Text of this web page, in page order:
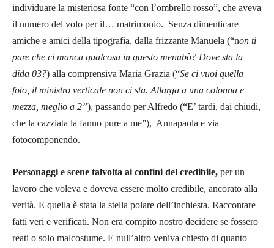
individuare la misteriosa fonte “con l’ombrello rosso”, che aveva
il numero del volo per il… matrimonio. Senza dimenticare
amiche e amici della tipografia, dalla frizzante Manuela (“non ti
pare che ci manca qualcosa in questo menabò? Dove sta la
dida 03?) alla comprensiva Maria Grazia (“Se ci vuoi quella
foto, il ministro verticale non ci sta. Allarga a una colonna e
mezza, meglio a 2”), passando per Alfredo (“E’ tardi, dai chiudi,
che la cazziata la fanno pure a me”), Annapaola e via
fotocomponendo.
Personaggi e scene talvolta ai confini del credibile, per un
lavoro che voleva e doveva essere molto credibile, ancorato alla
verità. E quella è stata la stella polare dell’inchiesta. Raccontare
fatti veri e verificati. Non era compito nostro decidere se fossero
reati o solo malcostume. E null’altro veniva chiesto di quanto